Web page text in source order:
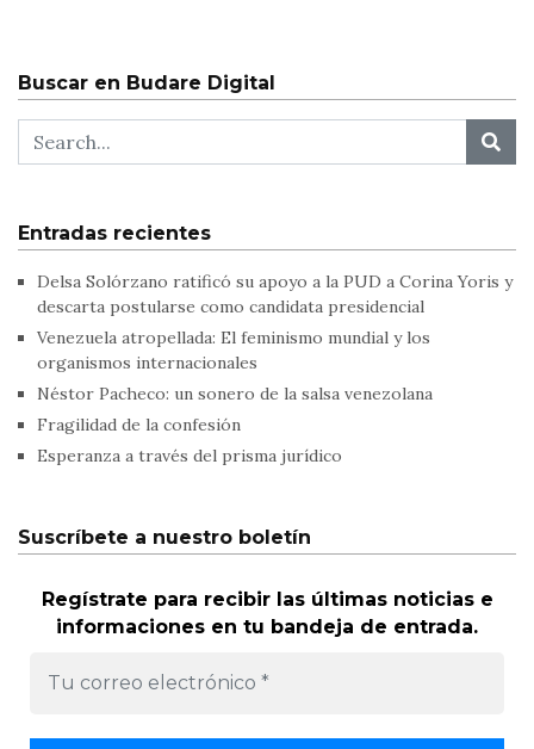
Buscar en Budare Digital
Entradas recientes
Delsa Solórzano ratificó su apoyo a la PUD a Corina Yoris y
descarta postularse como candidata presidencial
Venezuela atropellada: El feminismo mundial y los
organismos internacionales
Néstor Pacheco: un sonero de la salsa venezolana
Fragilidad de la confesión
Esperanza a través del prisma jurídico
Suscríbete a nuestro boletín
Regístrate para recibir las últimas noticias e
informaciones en tu bandeja de entrada.